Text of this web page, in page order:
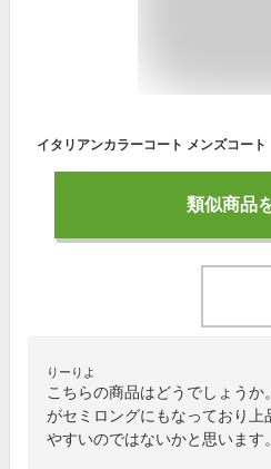
類似商品
りーりよ
こちらの商品はどうでしょう
がセミロングにもなっており
やすいのではないかと思います。